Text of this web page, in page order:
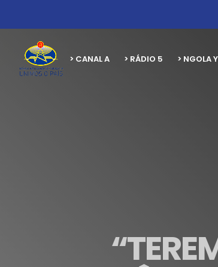
> CANAL A > RÁDIO 5 > NGOLA